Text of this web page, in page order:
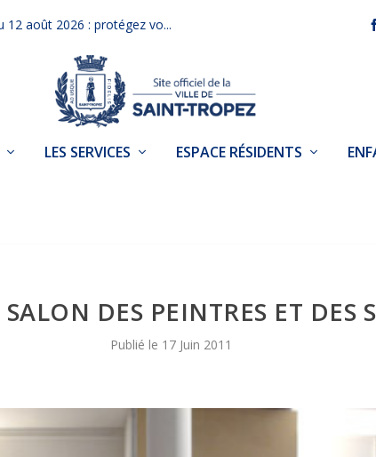
12 août 2026 : protégez vo...
LES SERVICES ESPACE RÉSIDENTS
DES PEINTRES ET DES
17 Juin 2011